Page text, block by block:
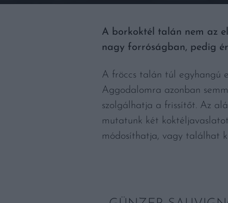
A borkoktél talán nem az
nagy forróságban, pedig
A fröccs talán túl egyhangú
Aggodalomra azonban
szolgálhatja a frissítőt. Az
mutatunk két
módosíthatja, vagy találhat